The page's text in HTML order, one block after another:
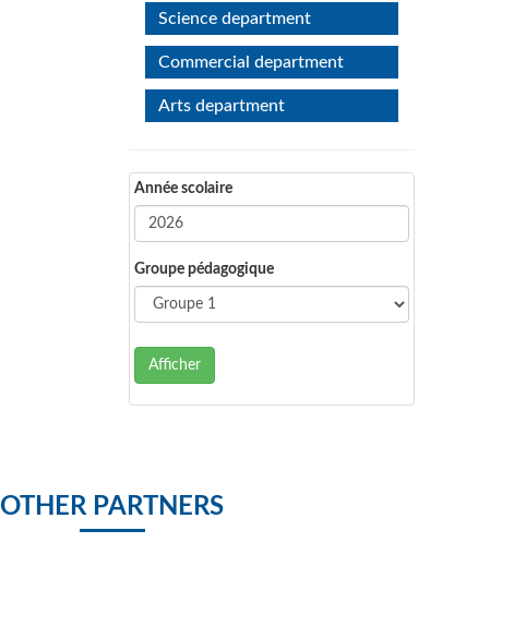
Science department
Commercial department
Arts department
Année scolaire
Groupe pédagogique
Afficher
OTHER PARTNERS